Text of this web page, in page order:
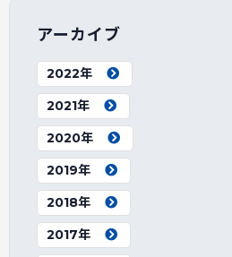
アーカイブ
2022年
2021年
2020年
2019年
2018年
2017年